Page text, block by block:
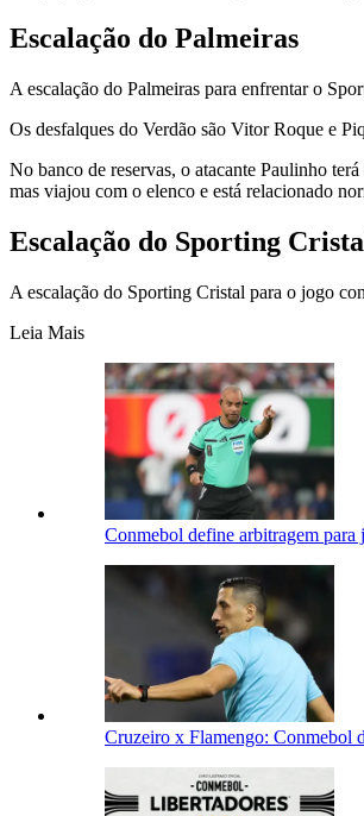
Escalação do Palmeiras
A escalação do Palmeiras para enfrentar o
Os desfalques do Verdão são Vitor Roque e
No banco de reservas, o atacante Paulinho
mas viajou com o elenco e está relacionado
Escalação do Sporting
A escalação do Sporting Cristal para o jogo
Leia Mais
Conmebol define arbitragem para
Cruzeiro x Flamengo: Conmebol